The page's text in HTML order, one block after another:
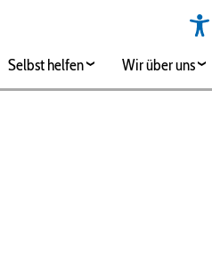
Selbst helfen Wir über uns